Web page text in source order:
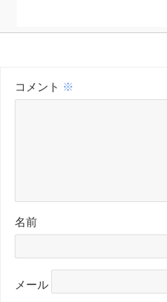
コメント ※
名前
メール